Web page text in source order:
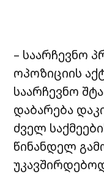
– საარჩევნო
ოპოზიციის
საარჩევნო
დაბარება
ძველ
წინანდელ